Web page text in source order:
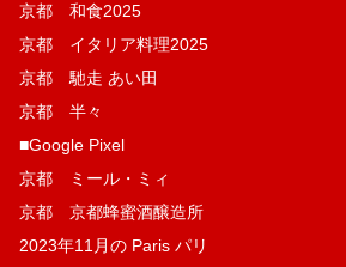
京都 和食2025
京都 イタリア料理2025
京都 馳走 あい田
京都 半々
■Google Pixel
京都 ミール・ミィ
京都 京都蜂蜜酒醸造所
2023年11月の Paris パリ